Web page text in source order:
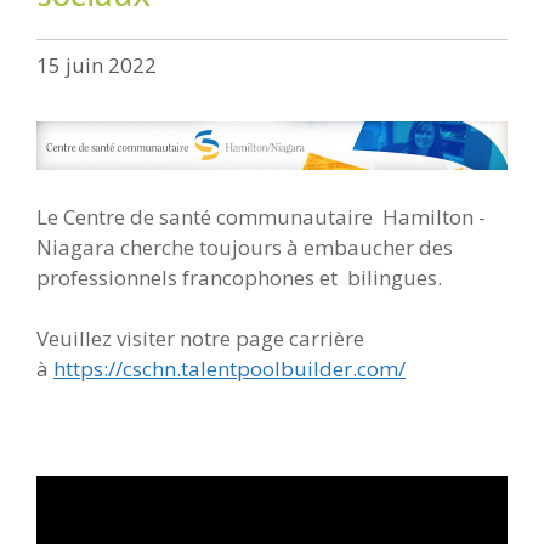
15 juin 2022
Le Centre de santé communautaire Hamilton -
Niagara cherche toujours à embaucher des
professionnels francophones et bilingues.
Veuillez visiter notre page carrière
à https://cschn.talentpoolbuilder.com/